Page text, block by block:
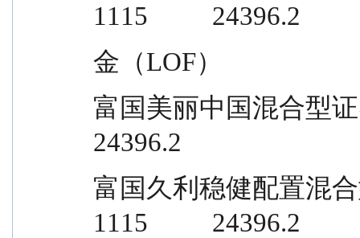
1115          24396.2
金（LOF）
富国美丽中国混合型
24396.2
富国久利稳健配置混
1115          24396.2